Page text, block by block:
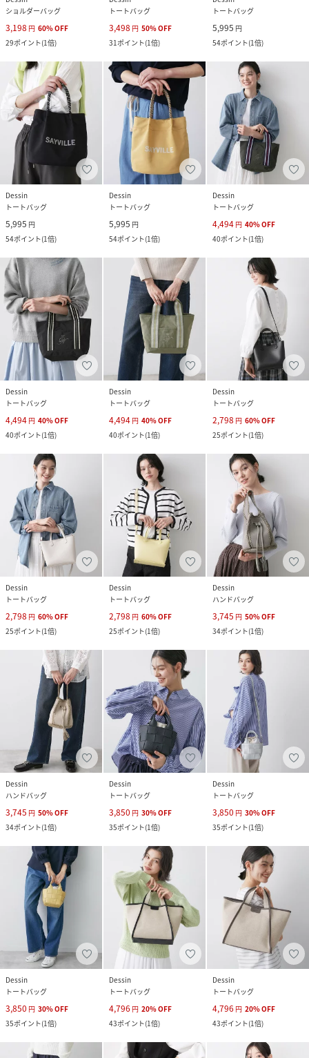
ショルダーバッグ
3,198 円 60%OFF
29ポイント(1倍)
トートバッグ
3,498 円 50%OFF
31ポイント(1倍)
トートバッグ
5,995 円
54ポイント(1倍)
Dessin
トートバッグ
5,995 円
54ポイント(1倍)
Dessin
トートバッグ
5,995 円
54ポイント(1倍)
Dessin
トートバッグ
4,494 円 40%OFF
40ポイント(1倍)
Dessin
トートバッグ
4,494 円 40%OFF
40ポイント(1倍)
Dessin
トートバッグ
4,494 円 40%OFF
40ポイント(1倍)
Dessin
トートバッグ
2,798 円 60%OFF
25ポイント(1倍)
Dessin
トートバッグ
2,798 円 60%OFF
25ポイント(1倍)
Dessin
トートバッグ
2,798 円 60%OFF
25ポイント(1倍)
Dessin
ハンドバッグ
3,745 円 50%OFF
34ポイント(1倍)
Dessin
ハンドバッグ
3,745 円 50%OFF
34ポイント(1倍)
Dessin
トートバッグ
3,850 円 30%OFF
35ポイント(1倍)
Dessin
トートバッグ
3,850 円 30%OFF
35ポイント(1倍)
Dessin
トートバッグ
3,850 円 30%OFF
35ポイント(1倍)
Dessin
トートバッグ
4,796 円 20%OFF
43ポイント(1倍)
Dessin
トートバッグ
4,796 円 20%OFF
43ポイント(1倍)